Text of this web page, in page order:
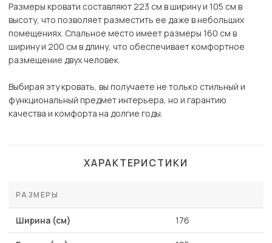
Размеры кровати составляют 223 см в ширину и 105 см в
высоту, что позволяет разместить ее даже в небольших
помещениях. Спальное место имеет размеры 160 см в
ширину и 200 см в длину, что обеспечивает комфортное
размещение двух человек.
Выбирая эту кровать, вы получаете не только стильный и
функциональный предмет интерьера, но и гарантию
качества и комфорта на долгие годы.
ХАРАКТЕРИСТИКИ
РАЗМЕРЫ
Ширина (см) 176